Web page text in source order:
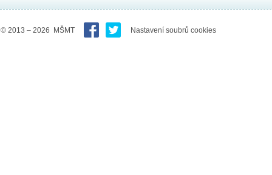
© 2013 – 2026 MŠMT Nastavení soubrů cookies